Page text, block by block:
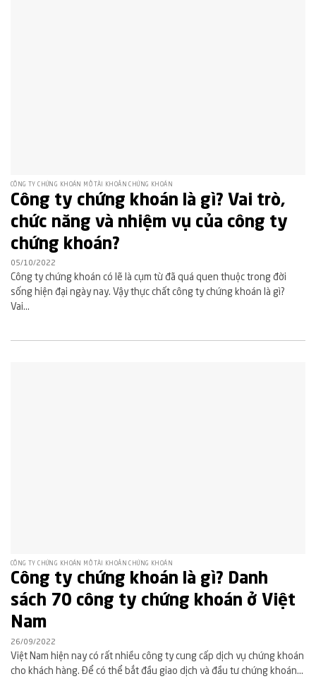
CÔNG TY CHỨNG KHOÁN MỞ TÀI KHOẢN CHỨNG KHOÁN
Công ty chứng khoán là gì? Vai trò,
chức năng và nhiệm vụ của công ty
chứng khoán?
05/10/2022
Công ty chứng khoán có lẽ là cụm từ đã quá quen thuộc trong đời
sống hiện đại ngày nay. Vậy thực chất công ty chứng khoán là gì?
Vai...
CÔNG TY CHỨNG KHOÁN MỞ TÀI KHOẢN CHỨNG KHOÁN
Công ty chứng khoán là gì? Danh
sách 70 công ty chứng khoán ở Việt
Nam
26/09/2022
Việt Nam hiện nay có rất nhiều công ty cung cấp dịch vụ chứng khoán
cho khách hàng. Để có thể bắt đầu giao dịch và đầu tư chứng khoán...